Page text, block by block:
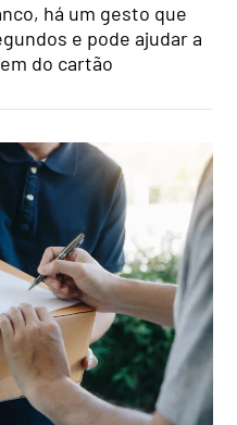
há um gesto que
e pode ajudar a
do cartão